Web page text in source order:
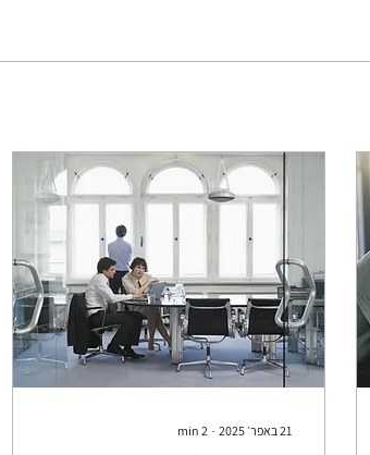
21 באפר׳ 2025 ∙
2
min